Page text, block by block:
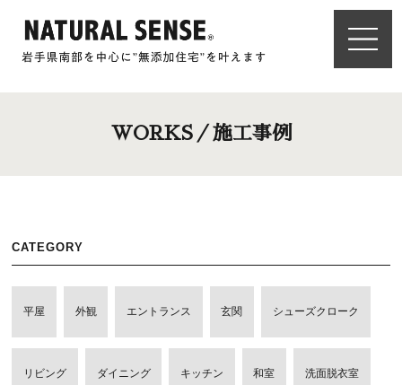
WORKS／施工事例
CATEGORY
平屋 外観 エントランス 玄関 シューズクローク
リビング ダイニング キッチン 和室 洗面脱衣室